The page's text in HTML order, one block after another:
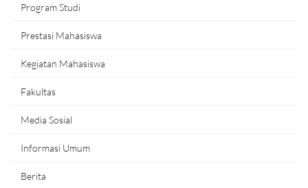
Program Studi
Prestasi Mahasiswa
Kegiatan Mahasiswa
Fakultas
Media Sosial
Informasi Umum
Berita